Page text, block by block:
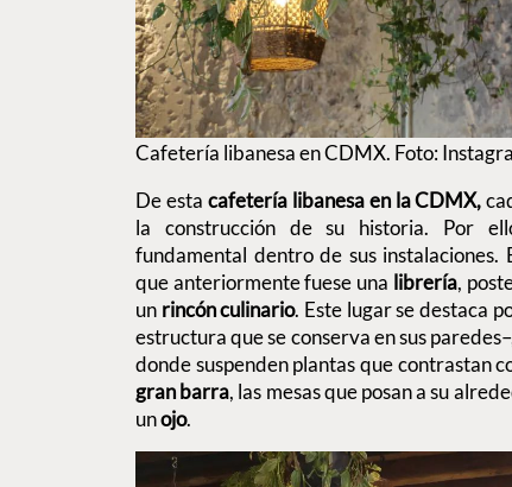
Cafetería libanesa en CDMX. Foto:
De esta cafetería libanesa en la CDMX,
la construcción de su historia. Por
fundamental dentro de sus instalaciones.
que anteriormente fuese una librería,
un rincón culinario. Este lugar se destaca
estructura que se conserva en sus
donde suspenden plantas que contrastan
gran barra, las mesas que posan a su
unojo.